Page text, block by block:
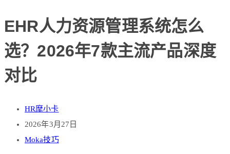
EHR人力资源管理系统怎么
选？2026年7款主流产品深度
对比
HR摩小卡
2026年3月27日
Moka技巧